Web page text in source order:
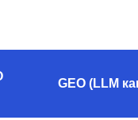
GEO (LLM